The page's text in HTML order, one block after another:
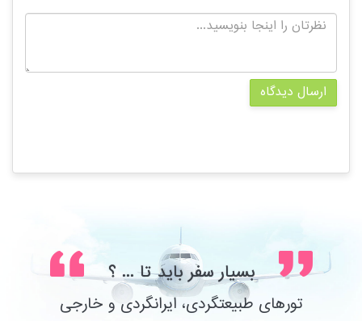
ارسال دیدگاه
بسیار سفر باید تا ... ؟
تورهای طبیعتگردی، ایرانگردی و خارجی